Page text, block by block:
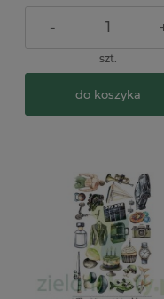
-
szt.
do koszyka